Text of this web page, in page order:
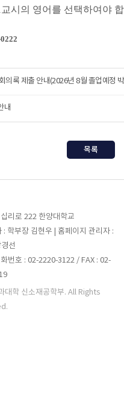
시의 영어를 선택하여야
의록 제출 안내(2026년 8월 졸업예정
내
목록
리로 222 한양대학교
학부장 김현우 | 홈페이지 관리자 :
선
번호 : 02-2220-3122 / FAX : 02-
대학 신소재공학부. All Rights